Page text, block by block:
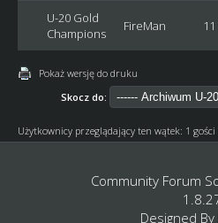
U-20 Gold
Champions
FireMan 11
Pokaż wersję do druku
Skocz do:
Użytkownicy przeglądający ten wątek: 1 gości
Community Forum
Designed By